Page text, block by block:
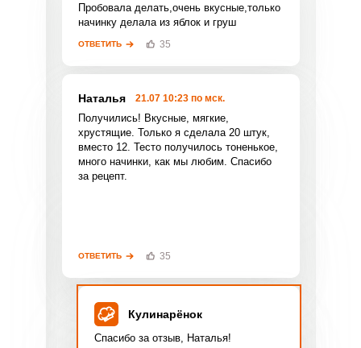
Фото до 4 шт, до 5 mb ПРИКРЕПИТЬ
Отправляя эту форму, вы соглашаетесь с
Правилами сайта
ОТПРАВИТЬ КОММЕНТАРИЙ
Пробовала делать,очень вкусные,только
начинку делала из яблок и груш
ОТВЕТИТЬ 35
Наталья 21.07 10:23 по мск.
Получились! Вкусные, мягкие,
хрустящие. Только я сделала 20 штук,
вместо 12. Тесто получилось тоненькое,
много начинки, как мы любим. Спасибо
за рецепт.
ОТВЕТИТЬ 35
Кулинарёнок
Спасибо за отзыв, Наталья!